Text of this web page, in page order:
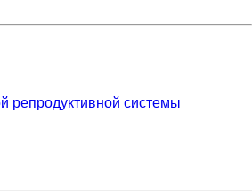
репродуктивной системы